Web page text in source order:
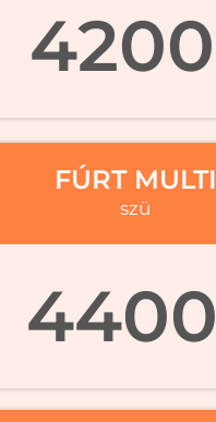
4200
FÚRT MULTI
szü
4400